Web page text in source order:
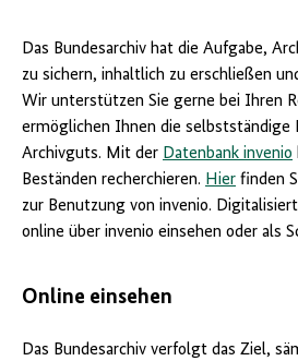
Das Bundesarchiv hat die Aufgabe,
zu sichern, inhaltlich zu erschließen
Wir unterstützen Sie gerne bei Ihren
ermöglichen Ihnen die selbstständige
Archivguts. Mit der Datenbank invenio
Beständen recherchieren. Hier finden
zur Benutzung von invenio.
online über invenio einsehen oder als
Online einsehen
Das Bundesarchiv verfolgt das Ziel,